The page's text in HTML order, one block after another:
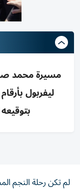
مسيرة محمد
ليفربول
لم تكن رحلة النجم